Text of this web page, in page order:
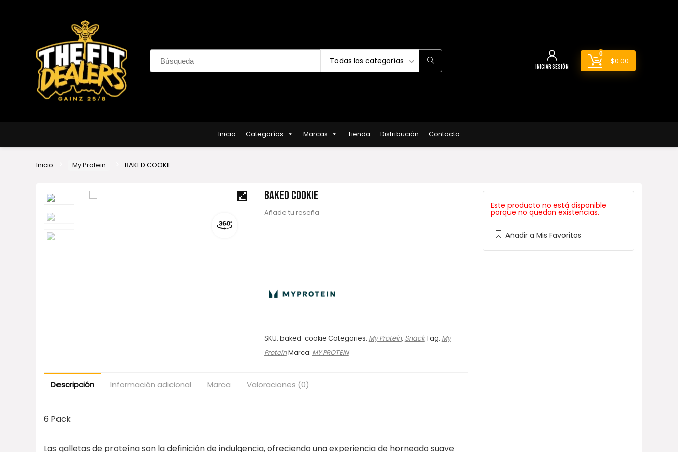
Todas las categorías
Iniciar sesión
0
$0.00
Inicio Categorías Marcas Tienda Distribución Contacto
Inicio My Protein BAKED COOKIE
BAKED COOKIE
Añade tu reseña
SKU: baked-cookie Categories: My Protein, SnackTag: My
ProteinMarca: MY PROTEIN
Descripción Información adicional Marca Valoraciones (0)
6 Pack
Las galletas de proteína son la definición de indulgencia, ofreciendo una experiencia de horneado suave
Este producto no está disponible
porque no quedan existencias.
Añadir a Mis Favoritos